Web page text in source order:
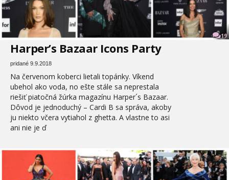
19
Harper’s Bazaar Icons Party
pridané 9.9.2018
Na červenom koberci lietali topánky. Víkend
ubehol ako voda, no ešte stále sa neprestala
riešiť piatočná žúrka magazínu Harper´s Bazaar.
Dôvod je jednoduchý – Cardi B sa správa, akoby
ju niekto včera vytiahol z ghetta. A vlastne to asi
ani nie je ď